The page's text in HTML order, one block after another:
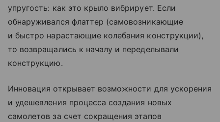
упругость: как это крыло вибрирует. Если
обнаруживался флаттер (самовозникающие
и быстро нарастающие колебания конструкции),
то возвращались к началу и переделывали
конструкцию.
Инновация открывает возможности для ускорения
и удешевления процесса создания новых
самолетов за счет сокращения этапов